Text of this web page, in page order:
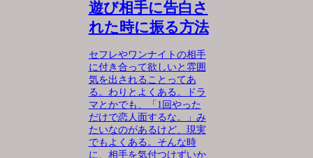
遊び相手に告白さ
れた時に振る方法
セフレやワンナイトの相手
に付き合って欲しいと雰囲
気を出されることってあ
る。わりとよくある。ドラ
マとかでも、「1回やった
だけで恋人面するな。」み
たいなのがあるけど、現実
でもよくある。そんな時
に、相手を気付つけずいか